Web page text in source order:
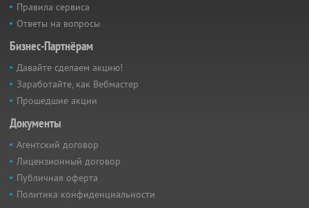
Правила сервиса
Ответы на вопросы
Бизнес-Партнёрам
Давайте сделаем акцию!
Заработайте, как Вебмастер
Прошедшие акции
Документы
Агентский договор
Лицензионный договор
Публичная оферта
Политика конфиденциальности